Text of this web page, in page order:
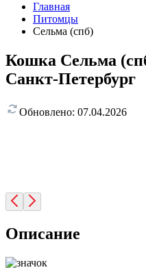
Главная
Питомцы
Сельма (спб)
Кошка Сельма
Санкт-Петербург
Обновлено: 07.04.2026
Описание